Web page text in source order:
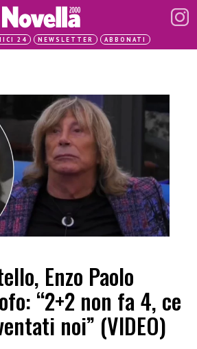
24 NEWSLETTER ABBONATI
Enzo Paolo
“2+2 non fa 4, ce
noi” (VIDEO)